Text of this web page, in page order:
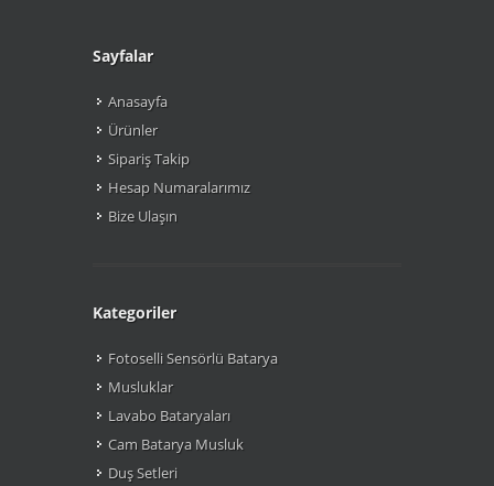
Sayfalar
Anasayfa
Ürünler
Sipariş Takip
Hesap Numaralarımız
Bize Ulaşın
Kategoriler
Fotoselli Sensörlü Batarya
Musluklar
Lavabo Bataryaları
Cam Batarya Musluk
Duş Setleri